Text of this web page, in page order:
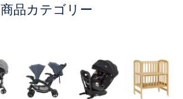
商品カテゴリー